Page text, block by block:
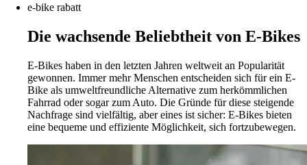
e-bike rabatt
Die wachsende Beliebtheit von E-Bikes
E-Bikes haben in den letzten Jahren weltweit an Popularität
gewonnen. Immer mehr Menschen entscheiden sich für ein E-
Bike als umweltfreundliche Alternative zum herkömmlichen
Fahrrad oder sogar zum Auto. Die Gründe für diese steigende
Nachfrage sind vielfältig, aber eines ist sicher: E-Bikes bieten
eine bequeme und effiziente Möglichkeit, sich fortzubewegen.